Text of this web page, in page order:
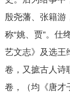
殷尧藩、张籍游
称“姚、贾”。仕
艺文志》及选王
卷，又摭古人诗
卷，（均《唐才